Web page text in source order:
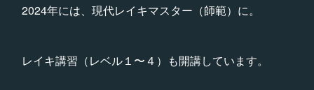
2024年には、現代レイキマスター（師範）に。
レイキ講習（レベル１〜４）も開講しています。